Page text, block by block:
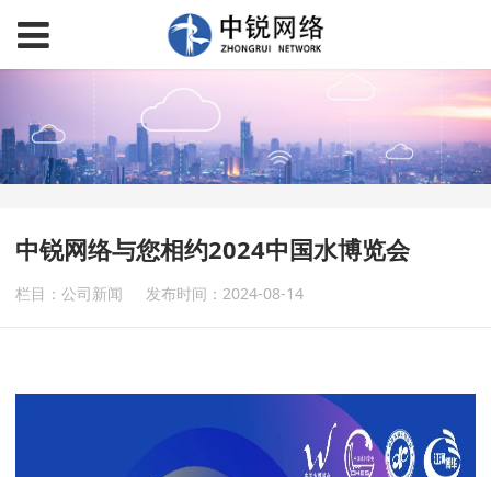
中锐网络与您相约2024中国水博览会
栏目：公司新闻 发布时间：2024-08-14